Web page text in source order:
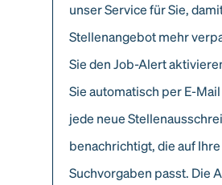
unser Service für Sie,
Stellenangebot mehr
Sie den Job-Alert
Sie automatisch per E-
jede neue
benachrichtigt, die auf Ihre
Suchvorgaben passt. Die